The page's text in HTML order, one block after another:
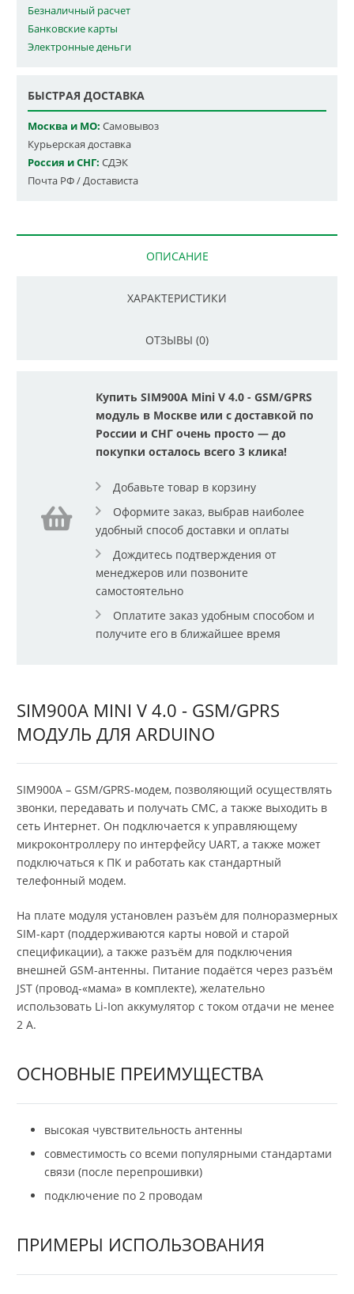
Безналичный расчет
Банковские карты
Электронные деньги
БЫСТРАЯ ДОСТАВКА
Москва и МО: Самовывоз
Курьерская доставка
Россия и СНГ: СДЭК
Почта РФ / Достависта
ОПИСАНИЕ
ХАРАКТЕРИСТИКИ
ОТЗЫВЫ (0)
Купить SIM900A Mini V 4.0 - GSM/GPRS
модуль в Москве или с доставкой по
России и СНГ очень просто — до
покупки осталось всего 3 клика!
Добавьте товар в корзину
Оформите заказ, выбрав наиболее
удобный способ доставки и оплаты
Дождитесь подтверждения от
менеджеров или позвоните
самостоятельно
Оплатите заказ удобным способом и
получите его в ближайшее время
SIM900A MINI V 4.0 - GSM/GPRS
МОДУЛЬ ДЛЯ ARDUINO
SIM900A – GSM/GPRS-модем, позволяющий осуществлять
звонки, передавать и получать СМС, а также выходить в
сеть Интернет. Он подключается к управляющему
микроконтроллеру по интерфейсу UART, а также может
подключаться к ПК и работать как стандартный
телефонный модем.
На плате модуля установлен разъём для полноразмерных
SIM-карт (поддерживаются карты новой и старой
спецификации), а также разъём для подключения
внешней GSM-антенны. Питание подаётся через разъём
JST (провод-«мама» в комплекте), желательно
использовать Li-Ion аккумулятор с током отдачи не менее
2 А.
ОСНОВНЫЕ ПРЕИМУЩЕСТВА
высокая чувствительность антенны
совместимость со всеми популярными стандартами
связи (после перепрошивки)
подключение по 2 проводам
ПРИМЕРЫ ИСПОЛЬЗОВАНИЯ